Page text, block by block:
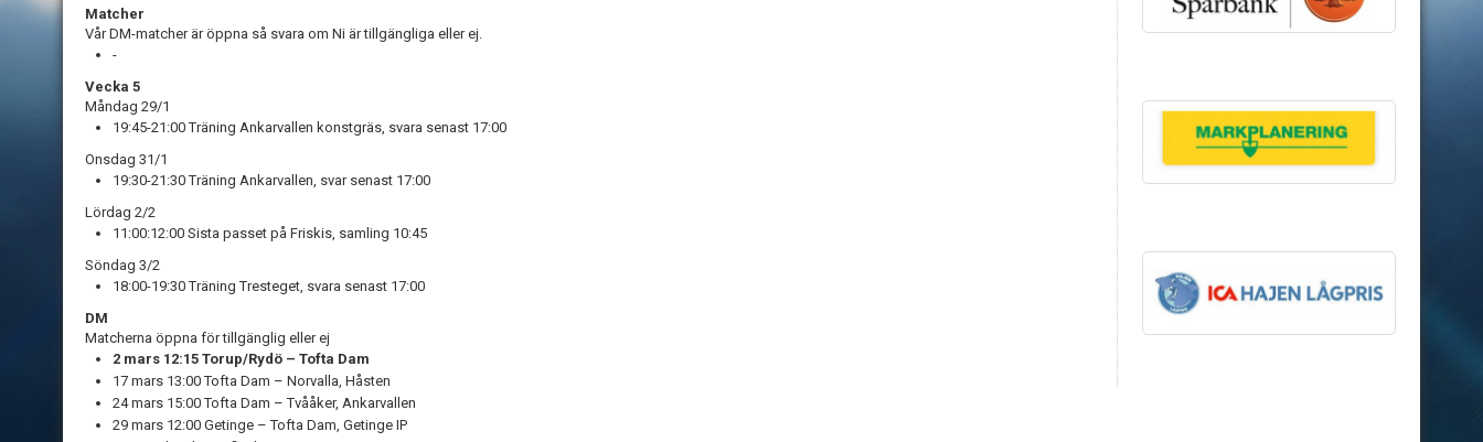
Matcher
Vår DM-matcher är öppna så svara om Ni är tillgängliga eller ej.
-
Vecka 5
Måndag 29/1
19:45-21:00 Träning Ankarvallen konstgräs, svara senast 17:00
Onsdag 31/1
19:30-21:30 Träning Ankarvallen, svar senast 17:00
Lördag 2/2
11:00:12:00 Sista passet på Friskis, samling 10:45
Söndag 3/2
18:00-19:30 Träning Tresteget, svara senast 17:00
DM
Matcherna öppna för tillgänglig eller ej
2 mars 12:15 Torup/Rydö – Tofta Dam
17 mars 13:00 Tofta Dam – Norvalla, Håsten
24 mars 15:00 Tofta Dam – Tvååker, Ankarvallen
29 mars 12:00 Getinge – Tofta Dam, Getinge IP